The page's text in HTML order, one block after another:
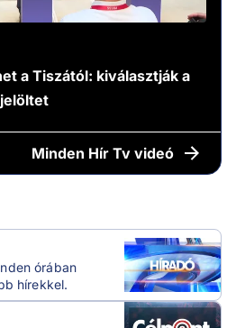
a Tiszától: kiválasztják a
Minden Hír Tv videó
órában
hírekkel.